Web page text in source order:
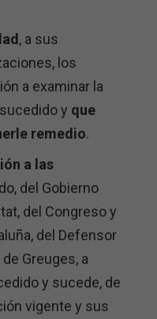
, a sus
los
a examinar la
y que
remedio.
a las
del Gobierno
del Congreso y
del Defensor
Greuges, a
y sucede, de
vigente y sus